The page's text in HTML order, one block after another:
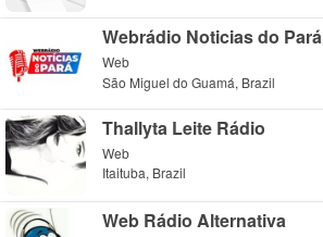
Webrádio Noticias do Pará
Web
São Miguel do Guamá, Brazil
Thallyta Leite Rádio
Web
Itaituba, Brazil
Web Rádio Alternativa